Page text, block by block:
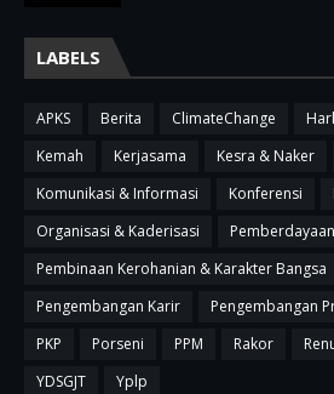
LABELS
APKS Berita ClimateChange
Kemah
Kerjasama Kesra & Naker
Komunikasi & Informasi
Konferensi
Organisasi & Kaderisasi
Pembinaan Kerohanian & Karakter Bangsa
Pengembangan Karir
Pengembangan
PKP
Porseni PPM Rakor
YDSGJT
Yplp